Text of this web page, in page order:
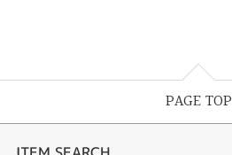
PAGE TOP